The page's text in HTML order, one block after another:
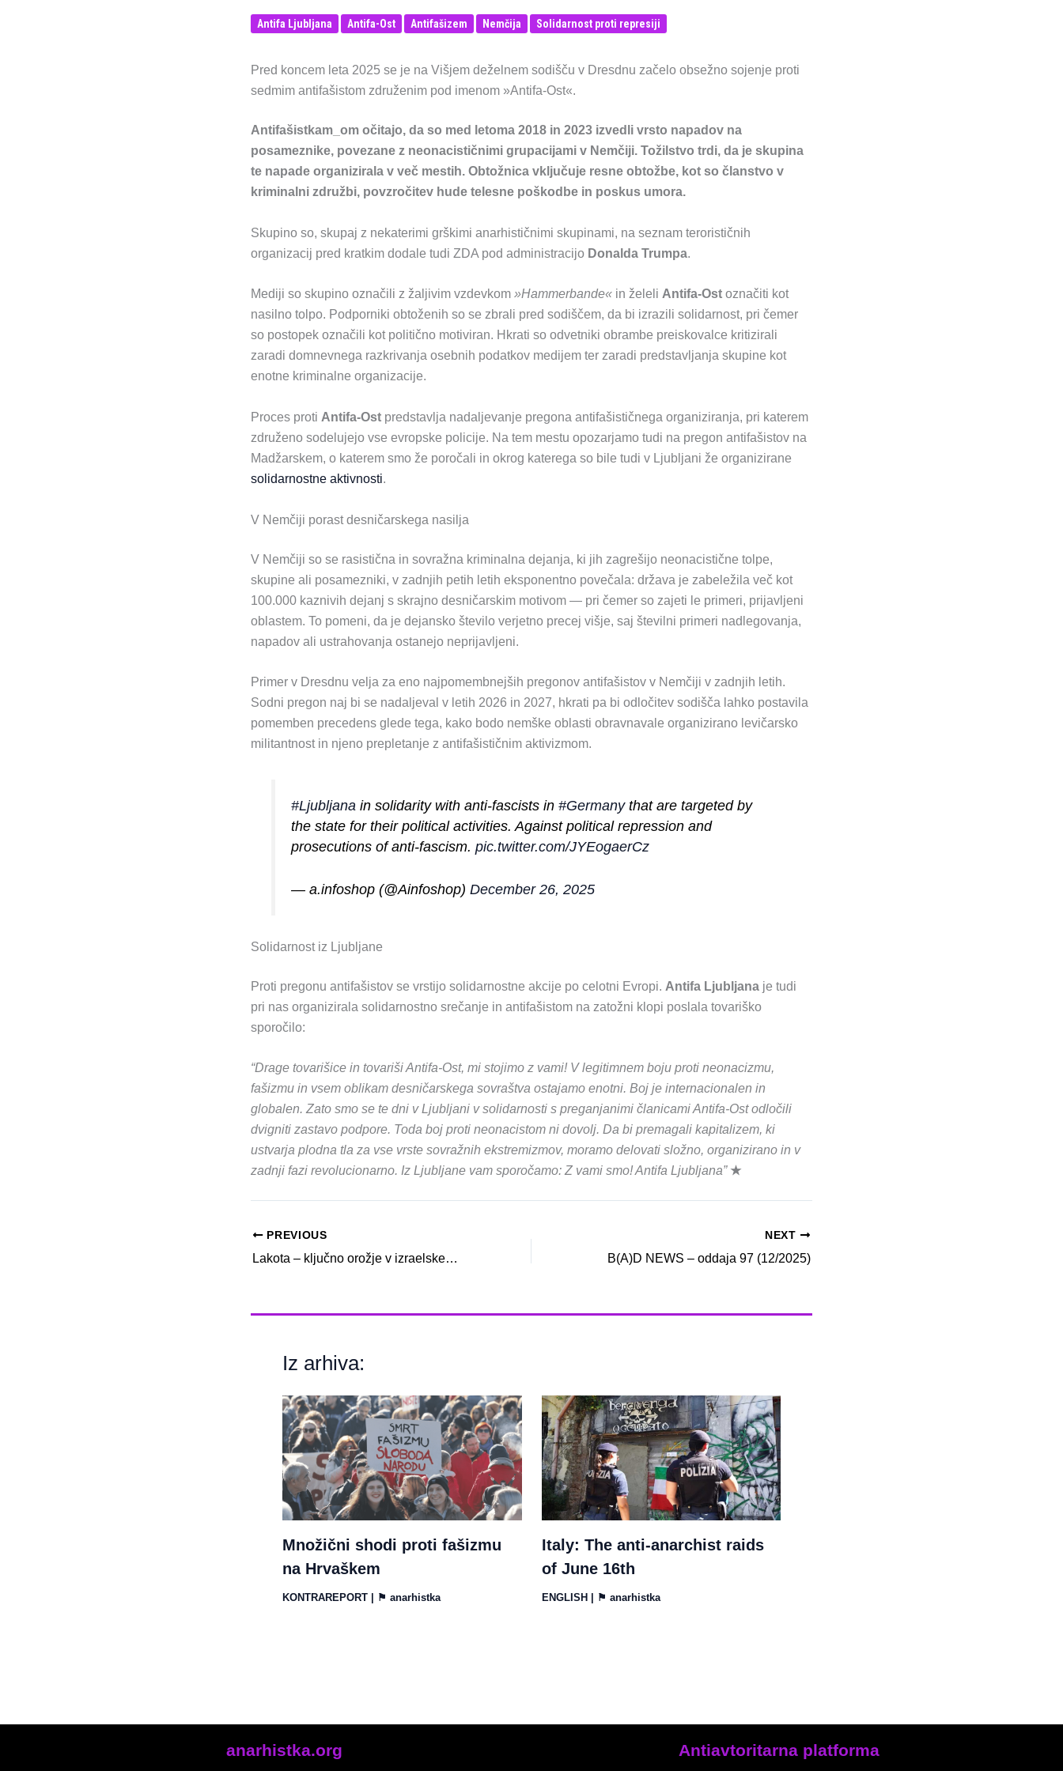
Antifa Ljubljana Antifa-Ost Antifašizem Nemčija Solidarnost proti represiji
Pred koncem leta 2025 se je na Višjem deželnem sodišču v Dresdnu začelo obsežno sojenje proti
sedmim antifašistom združenim pod imenom »Antifa-Ost«.
Antifašistkam_om očitajo, da so med letoma 2018 in 2023 izvedli vrsto napadov na
posameznike, povezane z neonacističnimi grupacijami v Nemčiji. Tožilstvo trdi, da je skupina
te napade organizirala v več mestih. Obtožnica vključuje resne obtožbe, kot so članstvo v
kriminalni združbi, povzročitev hude telesne poškodbe in poskus umora.
Skupino so, skupaj z nekaterimi grškimi anarhističnimi skupinami, na seznam terorističnih
organizacij pred kratkim dodale tudi ZDA pod administracijo Donalda Trumpa.
Mediji so skupino označili z žaljivim vzdevkom »Hammerbande« in želeli Antifa-Ost označiti kot
nasilno tolpo. Podporniki obtoženih so se zbrali pred sodiščem, da bi izrazili solidarnost, pri čemer
so postopek označili kot politično motiviran. Hkrati so odvetniki obrambe preiskovalce kritizirali
zaradi domnevnega razkrivanja osebnih podatkov medijem ter zaradi predstavljanja skupine kot
enotne kriminalne organizacije.
Proces proti Antifa-Ost predstavlja nadaljevanje pregona antifašističnega organiziranja, pri katerem
združeno sodelujejo vse evropske policije. Na tem mestu opozarjamo tudi na pregon antifašistov na
Madžarskem, o katerem smo že poročali in okrog katerega so bile tudi v Ljubljani že organizirane
solidarnostne aktivnosti.
V Nemčiji porast desničarskega nasilja
V Nemčiji so se rasistična in sovražna kriminalna dejanja, ki jih zagrešijo neonacistične tolpe,
skupine ali posamezniki, v zadnjih petih letih eksponentno povečala: država je zabeležila več kot
100.000 kaznivih dejanj s skrajno desničarskim motivom — pri čemer so zajeti le primeri, prijavljeni
oblastem. To pomeni, da je dejansko število verjetno precej višje, saj številni primeri nadlegovanja,
napadov ali ustrahovanja ostanejo neprijavljeni.
Primer v Dresdnu velja za eno najpomembnejših pregonov antifašistov v Nemčiji v zadnjih letih.
Sodni pregon naj bi se nadaljeval v letih 2026 in 2027, hkrati pa bi odločitev sodišča lahko postavila
pomemben precedens glede tega, kako bodo nemške oblasti obravnavale organizirano levičarsko
militantnost in njeno prepletanje z antifašističnim aktivizmom.
#Ljubljana in solidarity with anti-fascists in#Germanythat are targeted by
the state for their political activities. Against political repression and
prosecutions of anti-fascism.pic.twitter.com/JYEogaerCz
— a.infoshop (@Ainfoshop)December 26, 2025
Solidarnost iz Ljubljane
Proti pregonu antifašistov se vrstijo solidarnostne akcije po celotni Evropi. Antifa Ljubljana je tudi
pri nas organizirala solidarnostno srečanje in antifašistom na zatožni klopi poslala tovariško
sporočilo:
“Drage tovarišice in tovariši Antifa-Ost, mi stojimo z vami! V legitimnem boju proti neonacizmu,
fašizmu in vsem oblikam desničarskega sovraštva ostajamo enotni. Boj je internacionalen in
globalen. Zato smo se te dni v Ljubljani v solidarnosti s preganjanimi članicami Antifa-Ost odločili
dvigniti zastavo podpore. Toda boj proti neonacistom ni dovolj. Da bi premagali kapitalizem, ki
ustvarja plodna tla za vse vrste sovražnih ekstremizmov, moramo delovati složno, organizirano in v
zadnji fazi revolucionarno. Iz Ljubljane vam sporočamo: Z vami smo! Antifa Ljubljana” ★
PREVIOUS
Lakota – ključno orožje v izraelskem arzenalu
NEXT
B(A)D NEWS – oddaja 97 (12/2025)
Iz arhiva:
Množični shodi proti fašizmu
na Hrvaškem
KONTRAREPORT | ⚑ anarhistka
Italy: The anti-anarchist raids
of June 16th
ENGLISH | ⚑ anarhistka
anarhistka.org Antiavtoritarna platforma